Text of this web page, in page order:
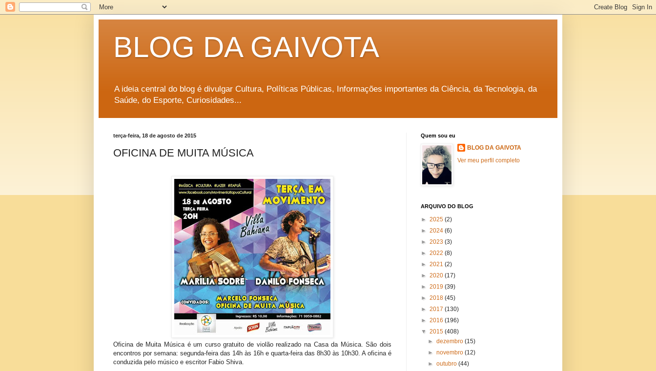
BLOG DA GAIVOTA
A ideia central do blog é divulgar Cultura, Políticas Públicas, Informações importantes da Ciência, da Tecnologia, da
Saúde, do Esporte, Curiosidades...
terça-feira, 18 de agosto de 2015
OFICINA DE MUITA MÚSICA
Oficina de Muita Música é um curso gratuito de violão realizado na Casa da Música. São dois
encontros por semana: segunda-feira das 14h às 16h e quarta-feira das 8h30 às 10h30. A oficina é
conduzida pelo músico e escritor Fabio Shiva.
Quem sou eu
BLOG DA GAIVOTA
Ver meu perfil completo
ARQUIVO DO BLOG
► 2025 (2)
► 2024 (6)
► 2023 (3)
► 2022 (8)
► 2021 (2)
► 2020 (17)
► 2019 (39)
► 2018 (45)
► 2017 (130)
► 2016 (196)
▼ 2015 (408)
►dezembro(15)
►novembro(12)
►outubro(44)